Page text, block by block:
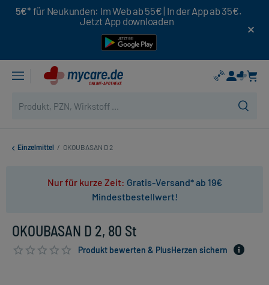
5€* für Neukunden: Im Web ab 55€ | In der App ab 35€.
Jetzt App downloaden
Einzelmittel / OKOUBASAN D 2
Nur für kurze Zeit: Gratis-Versand* ab 19€
Mindestbestellwert!
OKOUBASAN D 2, 80 St
Produkt bewerten & PlusHerzen sichern